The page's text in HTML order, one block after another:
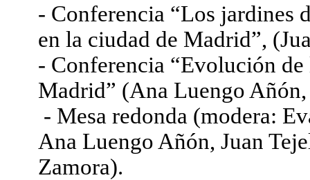
- Conferencia “Los jardines
en la ciudad de Madrid”,
- Conferencia “Evolución
Madrid” (Ana Luengo
- Mesa redonda (modera:
Ana Luengo Añón, Juan
Zamora).